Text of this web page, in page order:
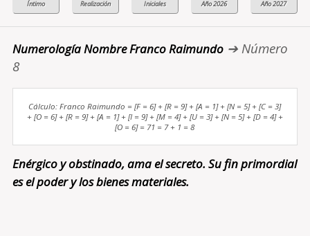
Numerología Nombre Franco Raimundo➔ Número
8
Cálculo: Franco Raimundo = [F = 6] + [R = 9] + [A = 1] + [N = 5] + [C = 3]
+ [O = 6] + [R = 9] + [A = 1] + [I = 9] + [M = 4] + [U = 3] + [N = 5] + [D = 4] +
[O = 6] = 71 = 7 + 1 = 8
Enérgico y obstinado, ama el secreto. Su fin primordial
es el poder y los bienes materiales.